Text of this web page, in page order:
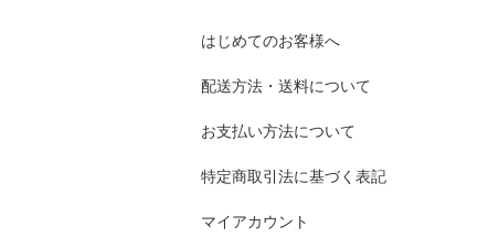
はじめてのお客様へ
配送方法・送料について
お支払い方法について
特定商取引法に基づく表記
マイアカウント